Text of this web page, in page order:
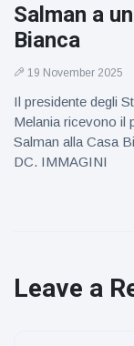
Salman a
Bianca
19 November 2025
Il presidente degli
Melania ricevono il
Salman alla Casa
DC. IMMAGINI
Leave a